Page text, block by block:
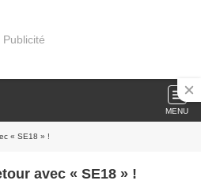
Publicité
MENU
« SE18 » !
avec « SE18 » !